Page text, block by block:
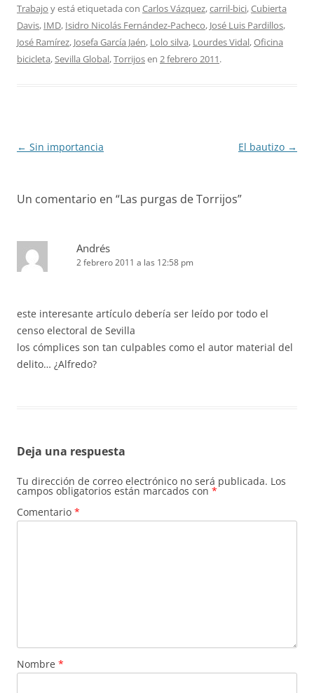
Trabajo y está etiquetada con Carlos Vázquez,carril-bici,Cubierta
Davis, IMD, Isidro Nicolás Fernández-Pacheco, José Luis Pardillos,
José Ramírez, Josefa García Jaén, Lolo silva, Lourdes Vidal,Oficina
bicicleta,Sevilla Global,Torrijosen 2 febrero 2011.
Navegación
← Sin importancia El bautizo →
Un comentario en “Las purgas de Torrijos”
Andrés
2 febrero 2011 a las 12:58 pm
este interesante artículo debería ser leído por todo el
censo electoral de Sevilla
los cómplices son tan culpables como el autor material del
delito… ¿Alfredo?
Deja una respuesta
Tu dirección de correo electrónico no será publicada. Los
campos obligatorios están marcados con *
Comentario *
Nombre *